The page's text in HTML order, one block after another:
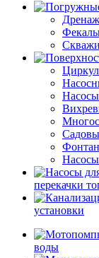
Насосы
перекачки
установки
воды